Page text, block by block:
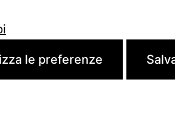
le preferenze